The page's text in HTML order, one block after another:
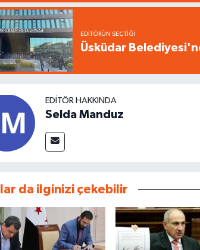
EDITÖRÜN SEÇTIĞI
Üsküdar
EDITÖR HAKKINDA
Selda Manduz
da ilginizi çekebilir